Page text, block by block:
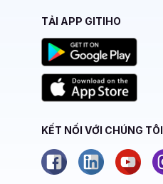
TẢI APP GITIHO
KẾT NỐI VỚI CHÚNG TÔI